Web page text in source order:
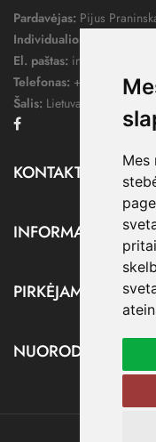
Mes
Pardavėjas: Pijus
Individualios veiklos
El. paštas: info@dressify.lt
Telefonas: +370 676
Šalis: Lietuva
KONTAKTAI
INFORMACIJA
PIRKĖJAMS
NUORODOS